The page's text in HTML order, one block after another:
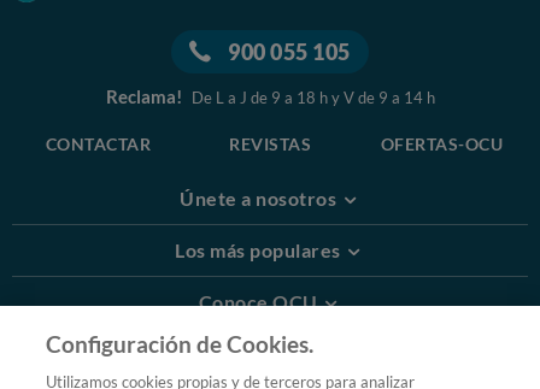
900 055 105
Reclama! De L a J de 9 a 18 h y V de 9 a 14 h
CONTACTAR REVISTAS OFERTAS-OCU
Únete a nosotros
Los más populares
Conoce OCU
Más Información
Configuración de Cookies.
Utilizamos cookies propias y de terceros para analizar